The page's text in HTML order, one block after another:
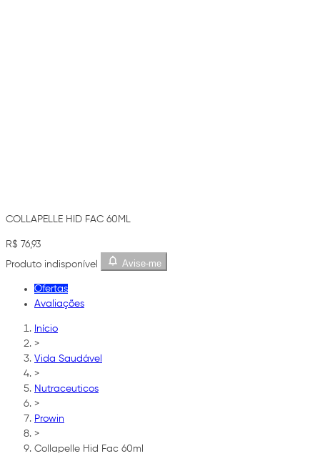
COLLAPELLE HID FAC 60ML
R$ 76,93
Produto indisponível
Avise-me
Ofertas
Avaliações
Início
>
Vida Saudável
>
Nutraceuticos
>
Prowin
>
Collapelle Hid Fac 60ml